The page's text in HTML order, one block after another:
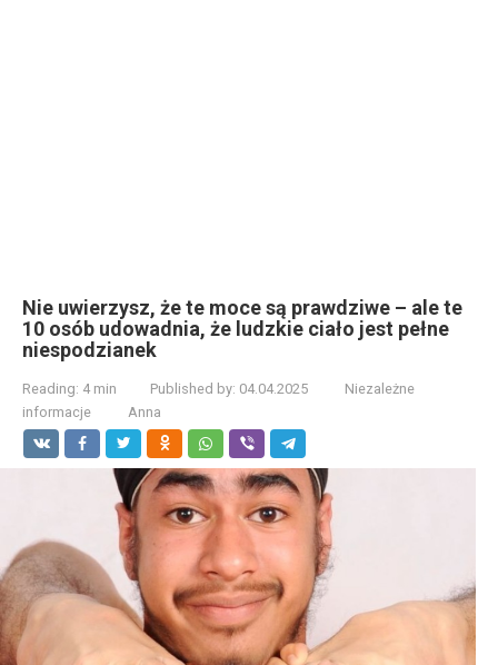
Nie uwierzysz, że te moce są prawdziwe – ale te
10 osób udowadnia, że ludzkie ciało jest pełne
niespodzianek
Reading: 4 min Published by: 04.04.2025
Niezależne
informacje
Anna